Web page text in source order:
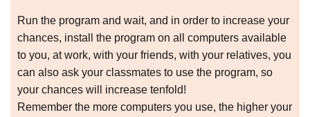
Run the program and wait, and in order to increase your
chances, install the program on all computers available
to you, at work, with your friends, with your relatives, you
can also ask your classmates to use the program, so
your chances will increase tenfold!
Remember the more computers you use, the higher your